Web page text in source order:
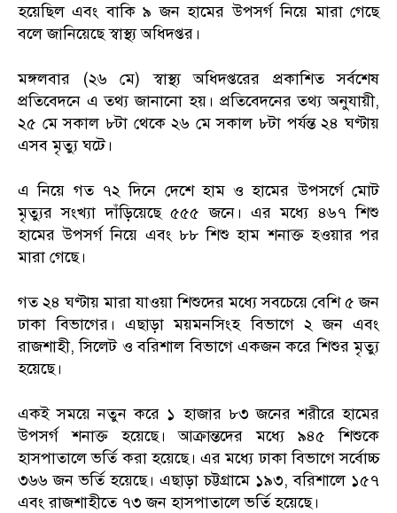
হয়েছিল এবং বাকি ৯ জন হামের উপসর্গ নিয়ে মারা গেছে
বলে জানিয়েছে স্বাস্থ্য অধিদপ্তর।
মঙ্গলবার (২৬ মে) স্বাস্থ্য অধিদপ্তরের প্রকাশিত সর্বশেষ
প্রতিবেদনে এ তথ্য জানানো হয়। প্রতিবেদনের তথ্য অনুযায়ী,
২৫ মে সকাল ৮টা থেকে ২৬ মে সকাল ৮টা পর্যন্ত ২৪ ঘণ্টায়
এসব মৃত্যু ঘটে।
এ নিয়ে গত ৭২ দিনে দেশে হাম ও হামের উপসর্গে মোট
মৃত্যুর সংখ্যা দাঁড়িয়েছে ৫৫৫ জনে। এর মধ্যে ৪৬৭ শিশু
হামের উপসর্গ নিয়ে এবং ৮৮ শিশু হাম শনাক্ত হওয়ার পর
মারা গেছে।
গত ২৪ ঘণ্টায় মারা যাওয়া শিশুদের মধ্যে সবচেয়ে বেশি ৫ জন
ঢাকা বিভাগের। এছাড়া ময়মনসিংহ বিভাগে ২ জন এবং
রাজশাহী, সিলেট ও বরিশাল বিভাগে একজন করে শিশুর মৃত্যু
হয়েছে।
একই সময়ে নতুন করে ১ হাজার ৮৩ জনের শরীরে হামের
উপসর্গ শনাক্ত হয়েছে। আক্রান্তদের মধ্যে ৯৪৫ শিশুকে
হাসপাতালে ভর্তি করা হয়েছে। এর মধ্যে ঢাকা বিভাগে সর্বোচ্চ
৩৬৬ জন ভর্তি হয়েছে। এছাড়া চট্টগ্রামে ১৯৩, বরিশালে ১৫৭
এবং রাজশাহীতে ৭৩ জন হাসপাতালে ভর্তি হয়েছে।